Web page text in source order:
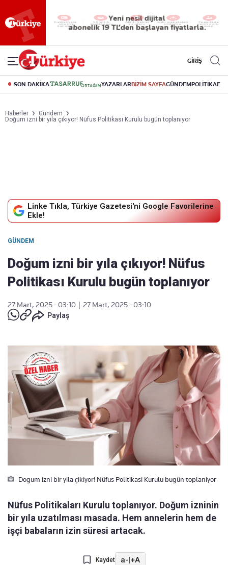
Yeni nesil dijital
abonelik 19 TL’den başlayan fiyatlarla.
GİRİŞ
SON DAKİKA YAZARLARBİZİM SAYFAGÜNDEMPOLİTİKA
Haberler
Gündem
Doğum izni bir yıla çıkıyor! Nüfus Politikası Kurulu bugün toplanıyor
Linke Tıkla, Türkiye Gazetesi'ni Google Favorilerine
Ekle!
GÜNDEM
Doğum izni bir yıla çıkıyor! Nüfus
Politikası Kurulu bugün toplanıyor
27 Mart, 2025 - 03:10
27 Mart, 2025 - 03:10
Paylaş
Dogum izni bir yila çikiyor! Nüfus Politikasi Kurulu bugün toplaniyor
Nüfus Politikaları Kurulu toplanıyor. Doğum izninin
bir yıla uzatılması masada. Hem annelerin hem de
işçi babaların izin süresi artacak.
Kaydet a-|+A